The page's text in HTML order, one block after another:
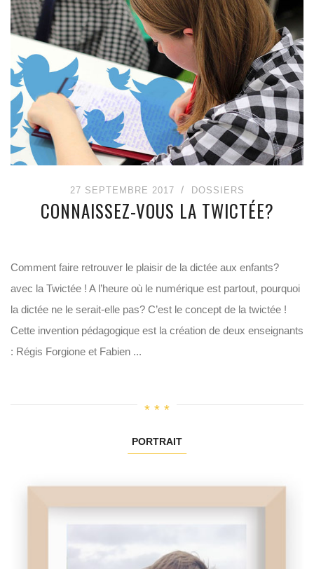
27 SEPTEMBRE 2017 DOSSIERS
CONNAISSEZ-VOUS LA TWICTÉE?
Comment faire retrouver le plaisir de la dictée aux enfants?
avec la Twictée ! A l’heure où le numérique est partout, pourquoi
la dictée ne le serait-elle pas? C’est le concept de la twictée !
Cette invention pédagogique est la création de deux enseignants
: Régis Forgione et Fabien ...
PORTRAIT